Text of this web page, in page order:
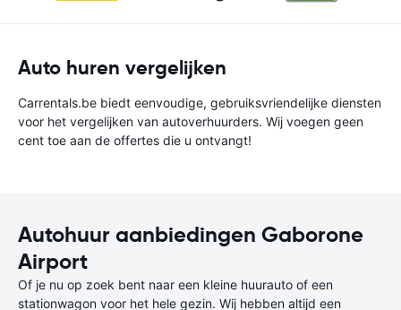
Auto huren vergelijken
Carrentals.be biedt eenvoudige, gebruiksvriendelijke diensten
voor het vergelijken van autoverhuurders. Wij voegen geen
cent toe aan de offertes die u ontvangt!
Autohuur aanbiedingen Gaborone
Airport
Of je nu op zoek bent naar een kleine huurauto of een
stationwagon voor het hele gezin. Wij hebben altijd een